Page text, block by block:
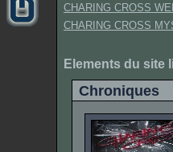
CHARING CROSS
CHARING CROSS
Elements du site
Chroniques